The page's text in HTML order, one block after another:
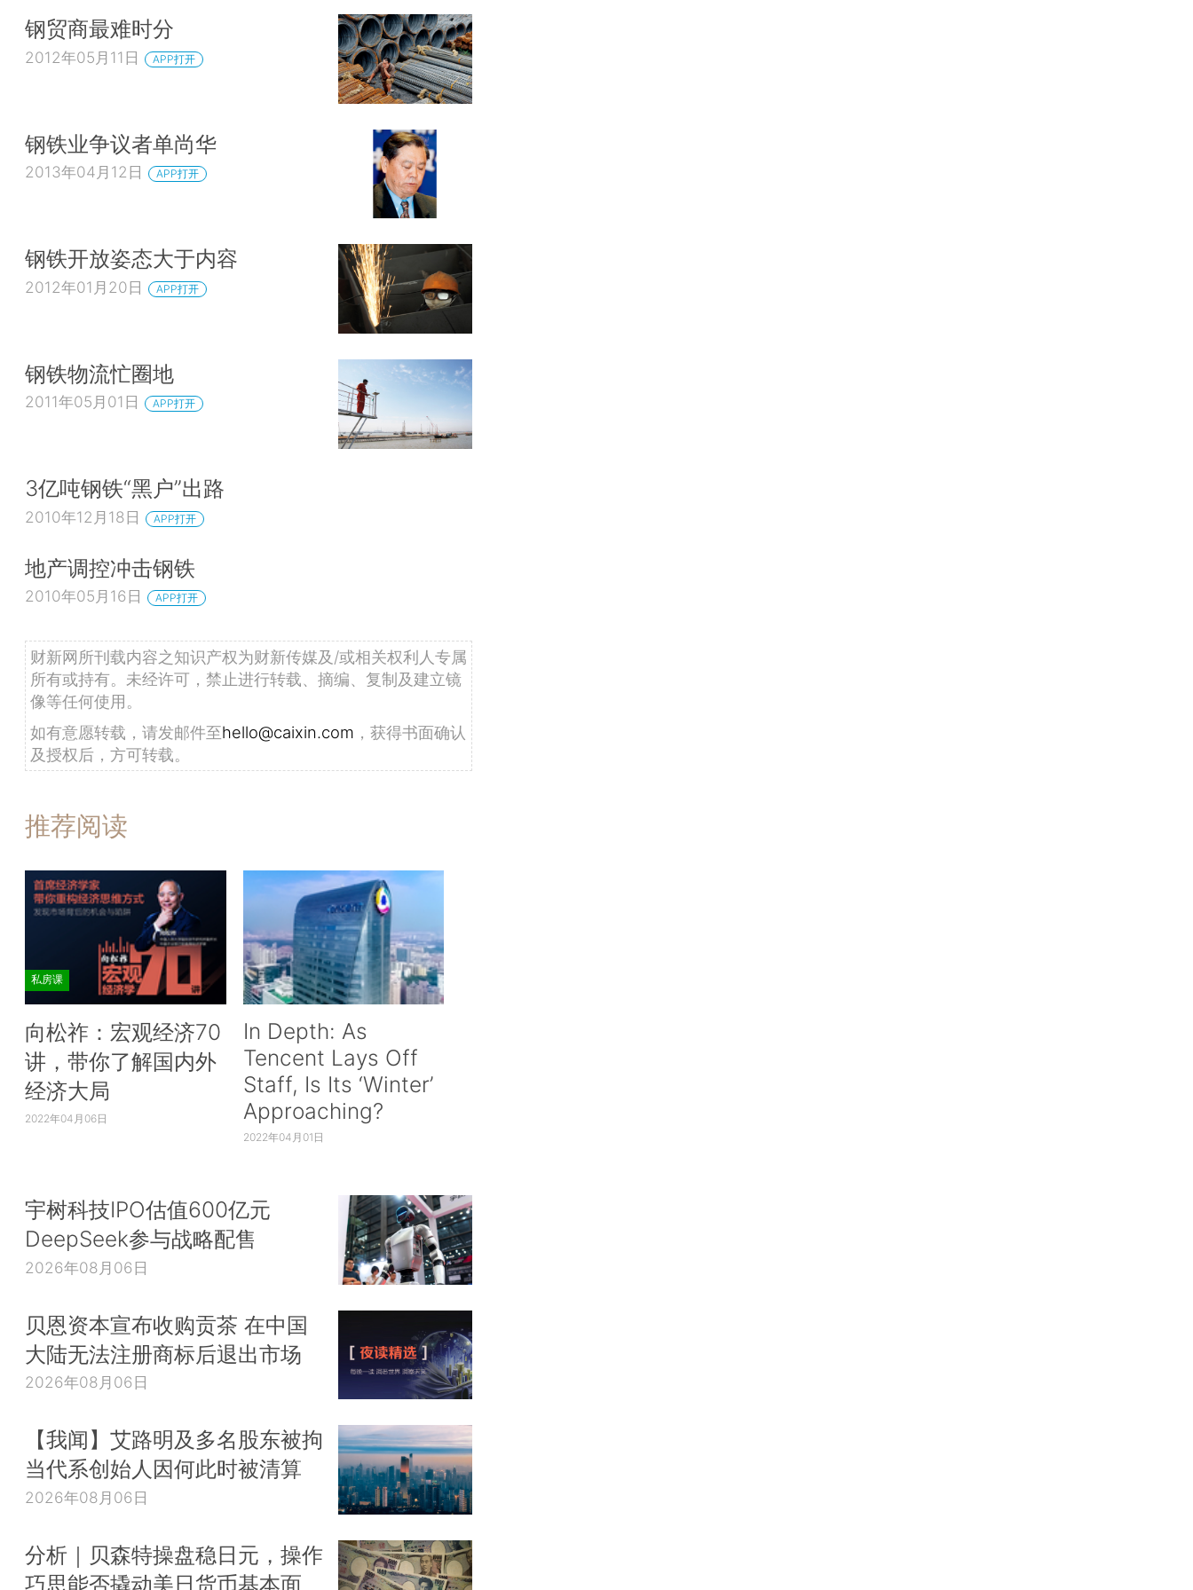
钢贸商最难时分
2012年05月11日 APP打开
钢铁业争议者单尚华
2013年04月12日 APP打开
钢铁开放姿态大于内容
2012年01月20日 APP打开
钢铁物流忙圈地
2011年05月01日 APP打开
3亿吨钢铁“黑户”出路
2010年12月18日 APP打开
地产调控冲击钢铁
2010年05月16日 APP打开
财新网所刊载内容之知识产权为财新传媒及/或相关权利人专属
所有或持有。未经许可，禁止进行转载、摘编、复制及建立镜
像等任何使用。
如有意愿转载，请发邮件至hello@caixin.com ，获得书面确认
及授权后，方可转载。
推荐阅读
私房课
向松祚：宏观经济70
讲，带你了解国内外
经济大局
2022年04月06日
In Depth: As
Tencent Lays Off
Staff, Is Its ‘Winter’
Approaching?
2022年04月01日
宇树科技IPO估值600亿元
DeepSeek参与战略配售
2026年08月06日
贝恩资本宣布收购贡茶 在中国
大陆无法注册商标后退出市场
2026年08月06日
【我闻】艾路明及多名股东被拘
当代系创始人因何此时被清算
2026年08月06日
分析｜贝森特操盘稳日元，操作
巧思能否撬动美日货币基本面